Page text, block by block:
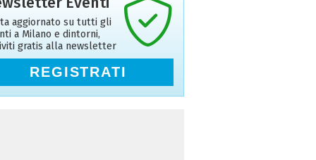
aggiornato su tutti gli
a Milano e dintorni,
gratis alla newsletter
REGISTRATI